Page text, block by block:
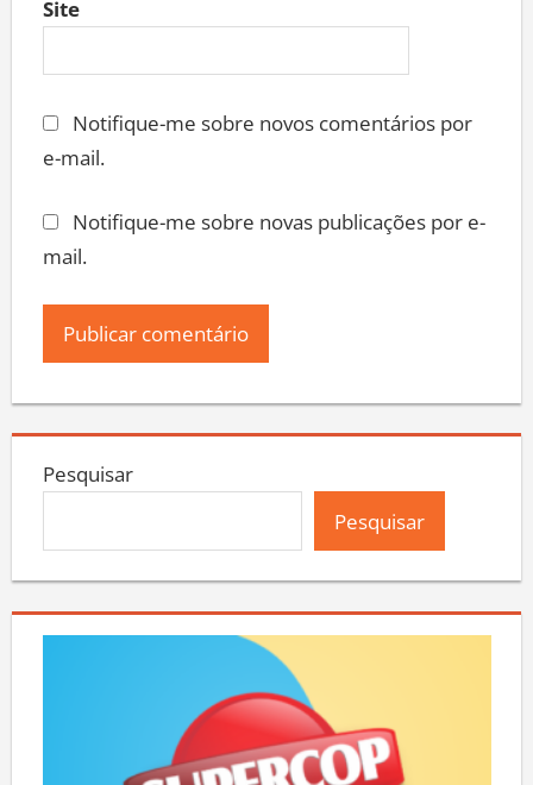
Site
Notifique-me sobre novos comentários por
e-mail.
Notifique-me sobre novas publicações por e-
mail.
Pesquisar
Pesquisar